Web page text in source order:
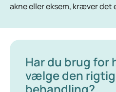
akne eller eksem, kræver
Har du brug
vælge den
behandling?